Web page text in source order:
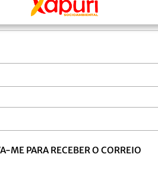
ME PARA RECEBER O CORREIO